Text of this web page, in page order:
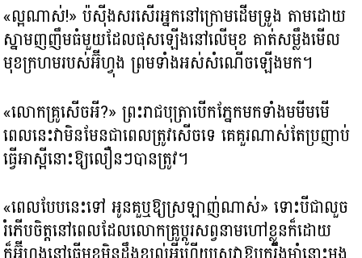
«ល្អណាស់!​» ប៉ស៊ីងសរសើរអ្នកនៅក្រោមដើមទ្រូង តាមដោយ
ស្នាមញញឹមធំមួយដែលផុសឡើងនៅលើមុខ គាត់សម្លឹងមើល
មុខក្រហមរបស់អ៊ីហ្វុង ព្រមទាំងអស់សំណើចឡើងមក។
«លោកគ្រូសើចអី?​» ព្រះរាជបុត្រាបើកភ្នែកមកទាំងមមីមមើ
ពេលនេះវាមិនមែនជាពេលត្រូវសើចទេ គេគួរណាស់តែប្រញាប់
ធ្វើអាស្អីនោះឱ្យលឿនៗបានត្រូវ។
«ពេលបែបនេះទៅ អូនគួឬឱ្យស្រឡាញ់ណាស់» ទោះបីជាលួច
រំភើបចិត្តនៅពេលដែលលោកគ្រូប្ដូរសព្វនាមហៅខ្លួនក៏ដោយ